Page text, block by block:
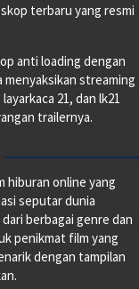
terbaru yang resmi
anti loading dengan
streaming
21, dan lk21
trailernya.
hiburan online yang
seputar dunia
dari berbagai genre dan
penikmat film yang
dengan tampilan